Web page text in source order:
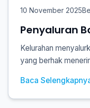
10 November 2025
Penyaluran
Kelurahan
yang berhak
Baca